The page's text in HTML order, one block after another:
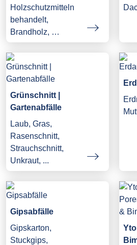
Holzschutzmitteln
behandelt,
Brandholz, …
Grünschnitt |
Gartenabfälle
Laub, Gras,
Rasenschnitt,
Strauchschnitt,
Unkraut, ...
Gipsabfälle
Gipskarton,
Stuckgips,